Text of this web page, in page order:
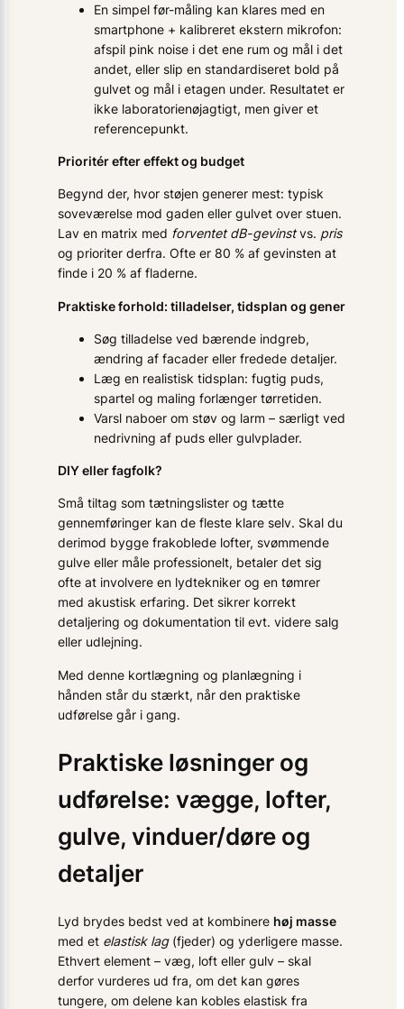
En simpel før-måling kan klares med en
smartphone + kalibreret ekstern mikrofon:
afspil pink noise i det ene rum og mål i det
andet, eller slip en standardiseret bold på
gulvet og mål i etagen under. Resultatet er
ikke laboratorienøjagtigt, men giver et
referencepunkt.
Prioritér efter effekt og budget
Begynd der, hvor støjen generer mest: typisk
soveværelse mod gaden eller gulvet over stuen.
Lav en matrix med forventet dB-gevinstvs. pris
og prioriter derfra. Ofte er 80 % af gevinsten at
finde i 20 % af fladerne.
Praktiske forhold: tilladelser, tidsplan og gener
Søg tilladelse ved bærende indgreb,
ændring af facader eller fredede detaljer.
Læg en realistisk tidsplan: fugtig puds,
spartel og maling forlænger tørretiden.
Varsl naboer om støv og larm – særligt ved
nedrivning af puds eller gulvplader.
DIY eller fagfolk?
Små tiltag som tætningslister og tætte
gennemføringer kan de fleste klare selv. Skal du
derimod bygge frakoblede lofter, svømmende
gulve eller måle professionelt, betaler det sig
ofte at involvere en lydtekniker og en tømrer
med akustisk erfaring. Det sikrer korrekt
detaljering og dokumentation til evt. videre salg
eller udlejning.
Med denne kortlægning og planlægning i
hånden står du stærkt, når den praktiske
udførelse går i gang.
Praktiske løsninger og
udførelse: vægge, lofter,
gulve, vinduer/døre og
detaljer
Lyd brydes bedst ved at kombinere høj masse
med et elastisk lag(fjeder) og yderligere masse.
Ethvert element – væg, loft eller gulv – skal
derfor vurderes ud fra, om det kan gøres
tungere, om delene kan kobles elastisk fra